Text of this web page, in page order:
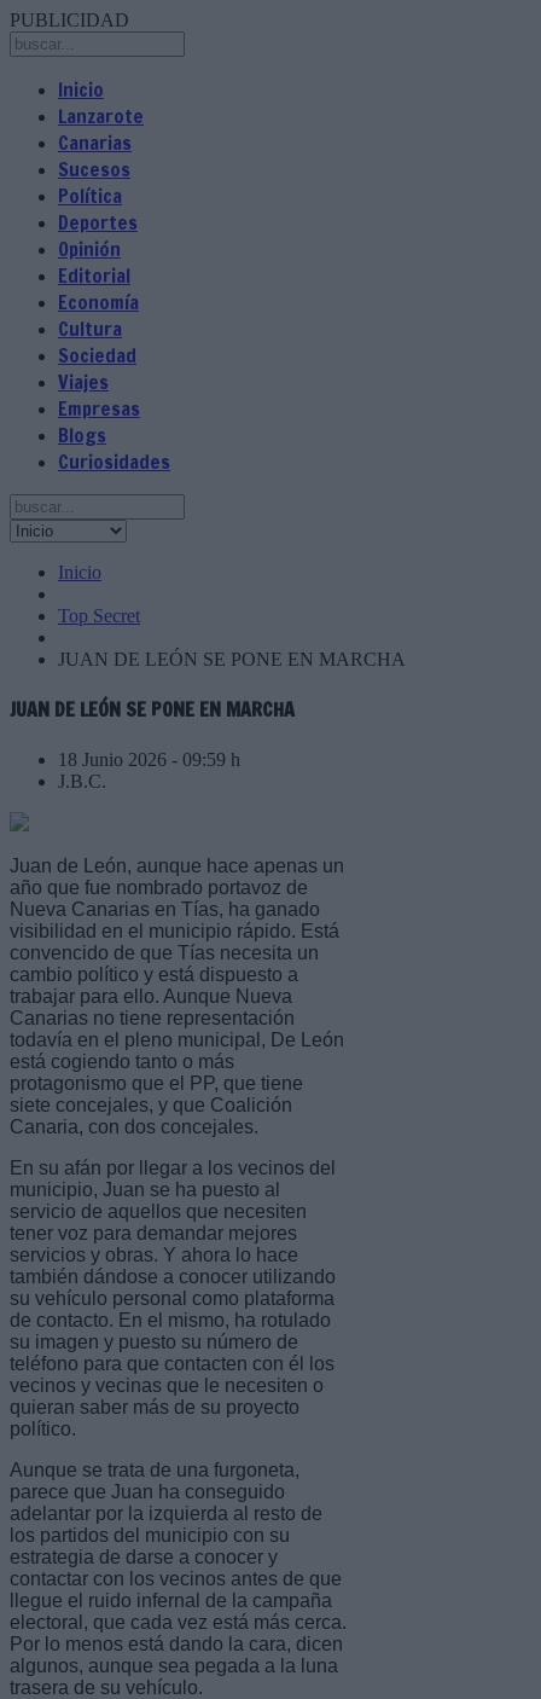
PUBLICIDAD
Inicio
Lanzarote
Canarias
Sucesos
Política
Deportes
Opinión
Editorial
Economía
Cultura
Sociedad
Viajes
Empresas
Blogs
Curiosidades
Inicio
Top Secret
JUAN DE LEÓN SE PONE EN MARCHA
JUAN DE LEÓN SE PONE EN MARCHA
18 Junio 2026 - 09:59 h
J.B.C.
Juan de León, aunque hace apenas un
año que fue nombrado portavoz de
Nueva Canarias en Tías, ha ganado
visibilidad en el municipio rápido. Está
convencido de que Tías necesita un
cambio político y está dispuesto a
trabajar para ello. Aunque Nueva
Canarias no tiene representación
todavía en el pleno municipal, De León
está cogiendo tanto o más
protagonismo que el PP, que tiene
siete concejales, y que Coalición
Canaria, con dos concejales.
En su afán por llegar a los vecinos del
municipio, Juan se ha puesto al
servicio de aquellos que necesiten
tener voz para demandar mejores
servicios y obras. Y ahora lo hace
también dándose a conocer utilizando
su vehículo personal como plataforma
de contacto. En el mismo, ha rotulado
su imagen y puesto su número de
teléfono para que contacten con él los
vecinos y vecinas que le necesiten o
quieran saber más de su proyecto
político.
Aunque se trata de una furgoneta,
parece que Juan ha conseguido
adelantar por la izquierda al resto de
los partidos del municipio con su
estrategia de darse a conocer y
contactar con los vecinos antes de que
llegue el ruido infernal de la campaña
electoral, que cada vez está más cerca.
Por lo menos está dando la cara, dicen
algunos, aunque sea pegada a la luna
trasera de su vehículo.